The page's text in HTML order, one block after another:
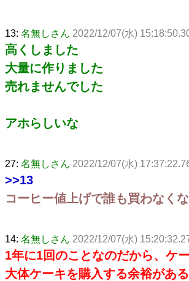
13: 名無しさん 2022/12/07(水)
高くしました
大量に作りました
売れませんでした
アホらしいな
27: 名無しさん 2022/12/07(水)
>>13
コーヒー値上げで誰も買わなく
14: 名無しさん 2022/12/07(水)
1年に1回のことなのだから、ケ
大体ケーキを購入する余裕があ